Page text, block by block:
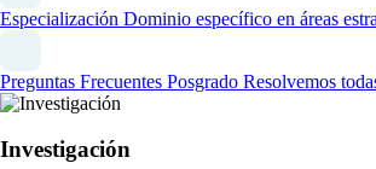
Especialización Dominio específico en áreas
Preguntas Frecuentes Posgrado Resolvemos
Investigación